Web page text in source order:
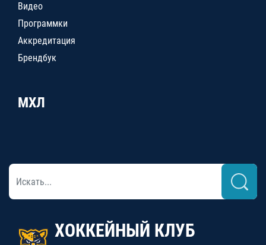
Видео
Программки
Аккредитация
Брендбук
МХЛ
ХОККЕЙНЫЙ КЛУБ